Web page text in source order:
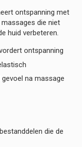
ontspanning met
die niet
huid verbeteren.
ontspanning
na massage
die de